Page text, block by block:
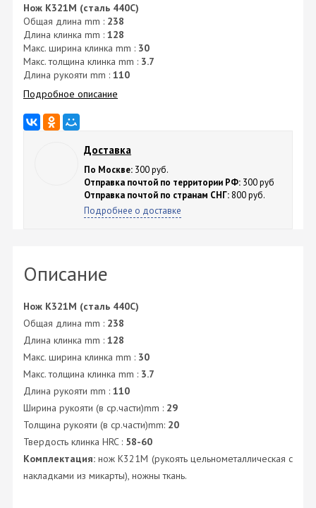
Нож K321M (сталь 440C)
Общая длина mm : 238
Длина клинка mm : 128
Макс. ширина клинка mm : 30
Макс. толщина клинка mm : 3.7
Длина рукояти mm : 110
Подробное описание
Доставка
По Москве: 300 руб.
Отправка почтой по территории РФ: 300 руб
Отправка почтой по странам СНГ: 800 руб.
Подробнее о доставке
Описание
Нож K321M (сталь 440C)
Общая длина mm : 238
Длина клинка mm : 128
Макс. ширина клинка mm : 30
Макс. толщина клинка mm : 3.7
Длина рукояти mm : 110
Ширина рукояти (в ср.части)mm : 29
Толщина рукояти (в ср.части)mm: 20
Твердость клинка HRC : 58-60
Комплектация: нож K321M (рукоять цельнометаллическая с
накладками из микарты), ножны ткань.